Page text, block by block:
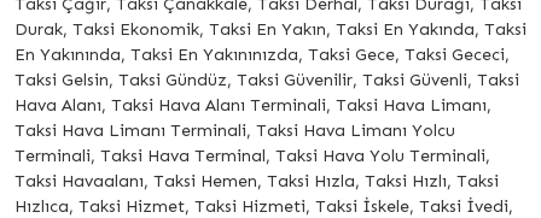
Taksi Çağır, Taksi Çanakkale, Taksi Derhal, Taksi Durağı, Taksi
Durak, Taksi Ekonomik, Taksi En Yakın, Taksi En Yakında, Taksi
En Yakınında, Taksi En Yakınınızda, Taksi Gece, Taksi Gececi,
Taksi Gelsin, Taksi Gündüz, Taksi Güvenilir, Taksi Güvenli, Taksi
Hava Alanı, Taksi Hava Alanı Terminali, Taksi Hava Limanı,
Taksi Hava Limanı Terminali, Taksi Hava Limanı Yolcu
Terminali, Taksi Hava Terminal, Taksi Hava Yolu Terminali,
Taksi Havaalanı, Taksi Hemen, Taksi Hızla, Taksi Hızlı, Taksi
Hızlıca, Taksi Hizmet, Taksi Hizmeti, Taksi İskele, Taksi İvedi,